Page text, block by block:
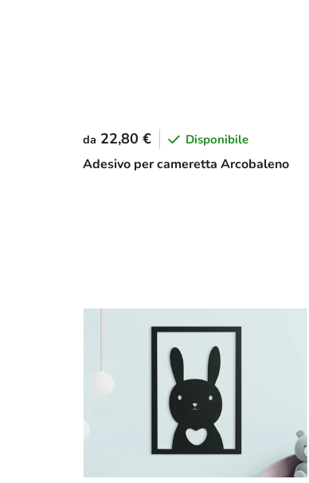
Adesivo per cameretta Arcobaleno
da 22,80 € Disponibile